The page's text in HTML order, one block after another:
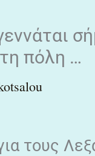
πόλη …
τους